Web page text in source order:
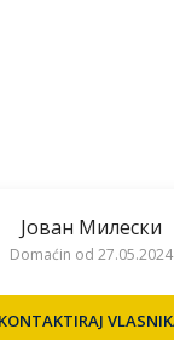
Јован Милески
Domaćin od 27.05.2024